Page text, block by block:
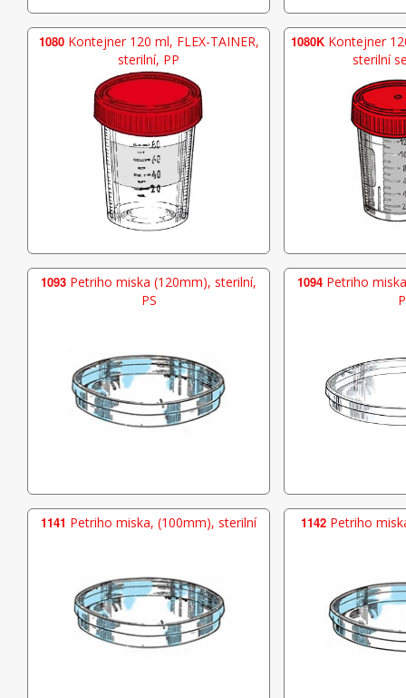
1080Kontejner 120 ml, FLEX-TAINER,
sterilní, PP
1080K Kontejner
sterilní
1093 Petriho miska (120mm), sterilní,
PS
1094 Petriho
1141 Petriho miska, (100mm), sterilní 1142 Petriho